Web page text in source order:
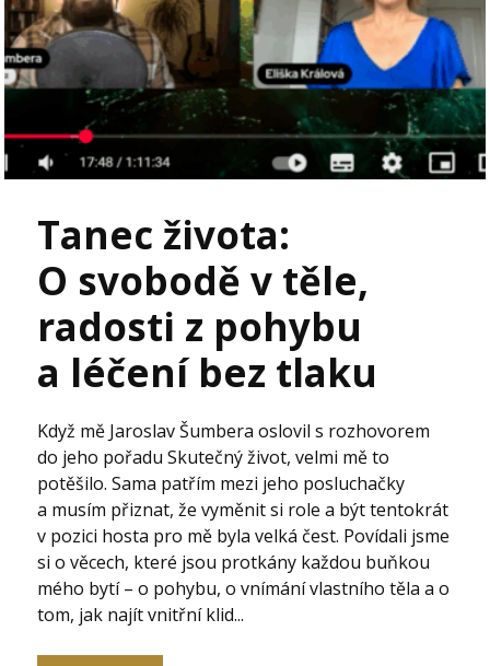
Tanec života:
O svobodě v těle,
radosti z pohybu
a léčení bez tlaku
Když mě Jaroslav Šumbera oslovil s rozhovorem
do jeho pořadu Skutečný život, velmi mě to
potěšilo. Sama patřím mezi jeho posluchačky
a musím přiznat, že vyměnit si role a být tentokrát
v pozici hosta pro mě byla velká čest. Povídali jsme
si o věcech, které jsou protkány každou buňkou
mého bytí – o pohybu, o vnímání vlastního těla a o
tom, jak najít vnitřní klid...